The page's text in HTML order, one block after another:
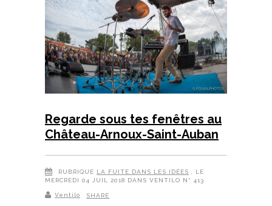
Regarde sous tes fenêtres au
Château-Arnoux-Saint-Auban
RUBRIQUE LA FUITE DANS LES IDÉES
, LE
MERCREDI 04 JUIL 2018 DANS VENTILO N° 413
Ventilo SHARE